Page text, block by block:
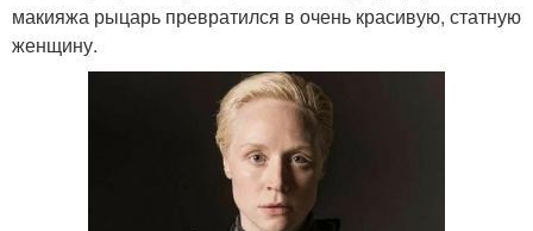
макияжа рыцарь превратился в очень красивую, статную
женщину.